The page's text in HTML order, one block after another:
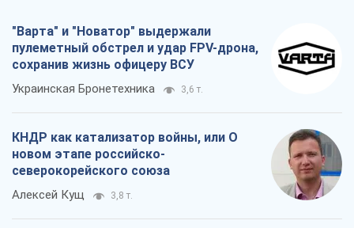
"Варта" и "Новатор" выдержали
пулеметный обстрел и удар FPV-дрона,
сохранив жизнь офицеру ВСУ
Украинская Бронетехника 3,6 т.
КНДР как катализатор войны, или О
новом этапе российско-
северокорейского союза
Алексей Кущ 3,8 т.